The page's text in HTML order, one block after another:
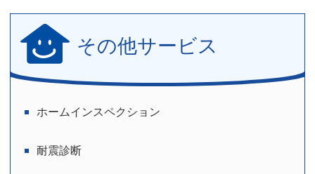
その他サービス
ホームインスペクション
耐震診断